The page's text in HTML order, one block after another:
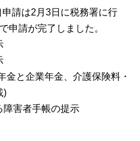
請は2月3日に税務署に行
申請が完了しました。
金と企業年金、介護保険料・
)
障害者手帳の提示